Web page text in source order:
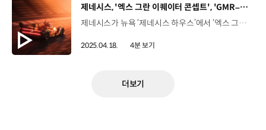
[동영상]
제네시스, '엑스 그란 이퀘이터 콘셉트', 'GMR–001’ 실차 디자인 공개
제네시스가 뉴욕 ‘제네시스 하우스’에서 ‘엑스 그란 이퀘이터 콘셉트’와 ‘GMR-001 하이퍼카’의 실차 디자인을 최초 공개했습니다. 현지시간으로 지난 15일, 뉴욕 ‘제네시스 하우스’에서는 열린 행사에는 글로벌 미디어들이 참석한 가운데 공개 행사가 진행됐는데요. 호세 무뇨스 사장 / 현대자동차 대표이사제네시스가 처음 론칭했을 때, 한국 고유의 문화 유산에서 영감을 받아 새로운 럭셔리 모빌리티 시대를 여는 것을 목표로 했으며, 이는 차량을 넘어 환대에 중점을 두고 있습니다. 현대자동차 최초의 럭셔리 브랜드인 제네시스는 10년도 채 되지 않아 글로벌 자동차 시장에 영향을 미치고 있습니다. 제네시스는 성장하고 있을 뿐 아니라 번창하고 있으며, 기대치를 뛰어넘어 시장에 새로운 기준을 만들고 있습니다. '엑스 그란 이퀘이터 콘셉트'는 도로 위에서의 정교함과 험로에서의 강인함을 동시에 갖춘 전동화 기반의 오프로더 SUV 콘셉트 모델인데요. '엑스 그란 이퀘이터 콘셉트'의 외관은 '환원주의적 디자인'을 기반으로 깔끔한 라인과 간결한 표면을 강조했으며 긴 후드와 세련된 캐빈, 가파른 C-필러로 기존 SUV에서 볼 수 없는 독특한 실루엣을 완성했습니다. 이와 함께, 아웃도어 장비 적재를 위한 루프랙과 휠 손상을 방지할 수 있는 휠 클래딩, 타이어가 벌어지지 않도록 나사를 사용해 타이어를 고정한 비드락 휠 등 험로 주행에 최적화된 디자인 요소를 갖췄습니다. 루크 동커볼케 사장 / 현대자동차오늘은 SUV의 원점으로 돌아가 보려고 합니다. 오프로드 차량이 우리에게 열어 준 광활한 공간을 떠올려 보시기 바랍니다. 잘 알려지지 않은 길에서 모험과 여행을 즐기고, 모두가 당연하게 여기는 자연을 재발견하며, 이 모든 것을 가장 세련되고 럭셔리한 환경에서 즐길 수 있습니다. 순수하고 자신감 넘치는 디자인과 놀라운 비율, 가장 고급스럽고 편안한 좌석, 4개의 달 모양 지붕을 즐겨보시기 바랍니다. 제네시스는 2026년부터 레이싱에 투입될 'GMR-001 하이퍼카’의 실차 디자인 모델도 최초로 공개했는데요. 오렌지 컬러에 한글 ‘마그마’를 녹여낸 ‘제네시스 마그마 레이싱’팀의 리버리를 처음 반영한 모델로, 한국적 미학과 브랜드 고유의 아이덴티티를 살린 제네시스만의 디자인이 적용됐습니다. 또한 제네시스는 제네시스 마그마 레이싱팀의 공식 슈트 디자인을 공개했는데요, 제네시스 고유의 두 줄 디자인과 지-매트릭스(G-Matrix) 패턴을 적용해 브랜드와 차량, 드라이버 간의 연결성을 높인 것이 특징입니다. 시릴 아비테불 상무 / 현대모터스포츠 법인장제네시스는 2026년 WEC와 같은 다가올 레이싱에 출전하기위해 테스트를 시작할 계획입니다. WEC는 제네시스 브랜드에 적합한 발판이 될 것으로 생각하며, 2027년에는 미국에 기반을 둔 팀과 함께 IMSA 주관 경기에도 출전할 예정입니다. 제네시스는 오는 27일까지 열리는 ‘2025 뉴욕 오토쇼’ 에서 '엑스 그란 이퀘이터 콘셉트'와 'GMR-001 하이퍼카’ 실차 디자인을 제네시스 주요 모델과 함께 전시하고 있습니다.
2025.04.18. 4분 보기
더보기